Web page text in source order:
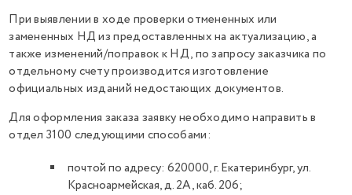
При выявлении в ходе проверки отмененных или
замененных НД из предоставленных на актуализацию, а
также изменений/поправок к НД, по запросу заказчика по
отдельному счету производится изготовление
официальных изданий недостающих документов.
Для оформления заказа заявку необходимо направить в
отдел 3100 следующими способами:
почтой по адресу: 620000, г. Екатеринбург, ул.
Красноармейская, д. 2А, каб. 206;